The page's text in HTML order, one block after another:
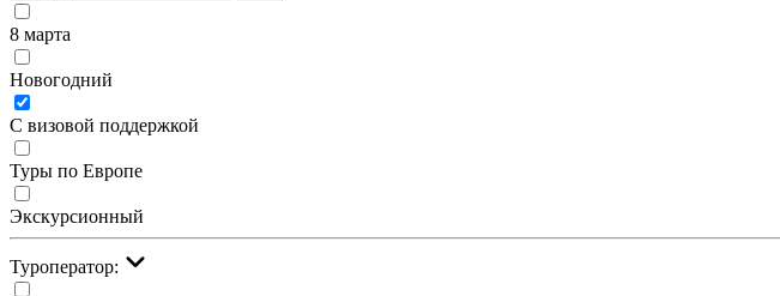
8 марта
Новогодний
С визовой поддержкой
Туры по Европе
Экскурсионный
Туроператор: